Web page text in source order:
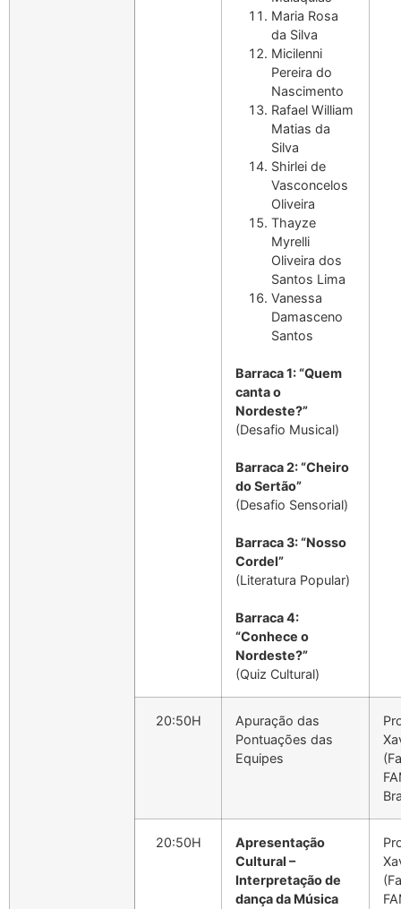
Maria Rosa
da Silva
Micilenni
Pereira do
Nascimento
Rafael William
Matias da
Silva
Shirlei de
Vasconcelos
Oliveira
Thayze
Myrelli
Oliveira dos
Santos Lima
Vanessa
Damasceno
Santos
Barraca 1: “Quem
canta o
Nordeste?”
(Desafio Musical)
Barraca 2: “Cheiro
do Sertão”
(Desafio Sensorial)
Barraca 3: “Nosso
Cordel”
(Literatura Popular)
Barraca 4:
“Conhece o
Nordeste?”
(Quiz Cultural)
20:50H
Apuração das
Pontuações das
Equipes
20:50H
Apresentação
Cultural –
Interpretação de
dança da Música